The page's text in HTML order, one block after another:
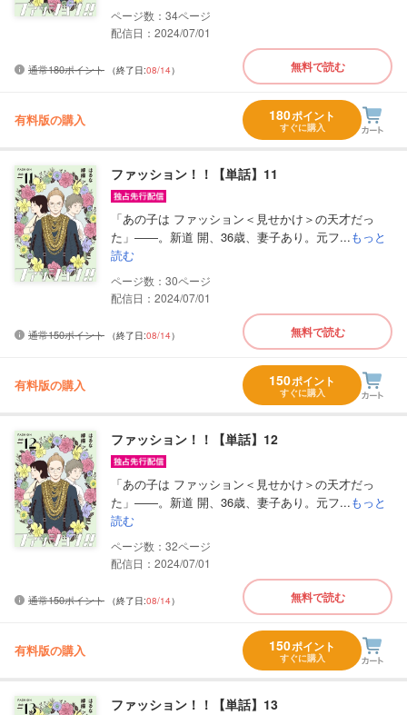
34
配信日：2024/07/01
通常180ポイント （終了日:08/14） 無料で読む
有料版の購入 180ポイント
すぐに購入
ファッション！！【単話】11
「あの子は ファッション＜見せかけ＞の天才だっ
た」――。新道 開、36歳、妻子あり。元フ...もっと
読む
30
配信日：2024/07/01
通常150ポイント （終了日:08/14） 無料で読む
有料版の購入 150ポイント
すぐに購入
ファッション！！【単話】12
「あの子は ファッション＜見せかけ＞の天才だっ
た」――。新道 開、36歳、妻子あり。元フ...もっと
読む
32
配信日：2024/07/01
通常150ポイント （終了日:08/14） 無料で読む
有料版の購入 150ポイント
すぐに購入
ファッション！！【単話】13